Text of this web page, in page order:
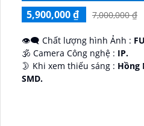
5,900,000 ₫
7,000,000 ₫
👁️‍🗨 Chất lượng hình Ảnh :
🕉️ Camera Công nghệ : IP.
🌛 Khi xem thiếu sáng : Hồng
SMD.